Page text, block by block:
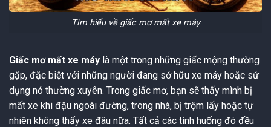
Tìm hiểu về giấc mơ mất xe máy
Giấc mơ mất xe máy là một trong những giấc mộng thường
gặp, đặc biệt với những người đang sở hữu xe máy hoặc sử
dụng nó thường xuyên. Trong giấc mơ, bạn sẽ thấy mình bị
mất xe khi đậu ngoài đường, trong nhà, bị trộm lấy hoặc tự
nhiên không thấy xe đâu nữa. Tất cả các tình huống đó đều